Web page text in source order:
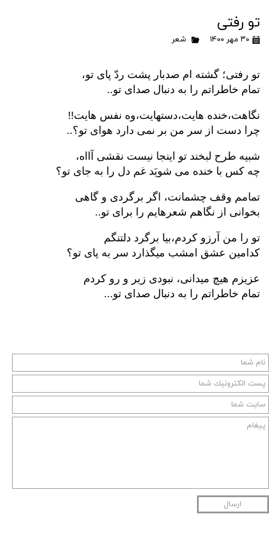
تو رفتی
۳۰ مهر ۱۴۰۰ شعر
تو رفتی؛ گشته ام صدبار پشت ردّ پای تو،
تمام خاطراتم را به دنبال صدای تو..
نگاهت،خنده هایت،دستهایت،وه نفس هایت!!
چرا دست از سر من بر نمی دارد هوای تو؟..
شبیه طرح لبخند تو اینجا نیست نقشی آااه،
چه کس با خنده می شویَد غم دل را به جای تو؟
تمامم وقف چشمانت، اگر برگردی و گاهی
بخوانی از نگاهم شعرهایم را برای تو..
تو را من آرزو کردم،بیا برگرد دلتنگم
کدامین عشق امشب میگذارد سر به پای تو؟
عزیزم هیچ میدانی، نبودی زیر و رو کردم
تمام خاطراتم را به دنبال صدای تو...
ارسال